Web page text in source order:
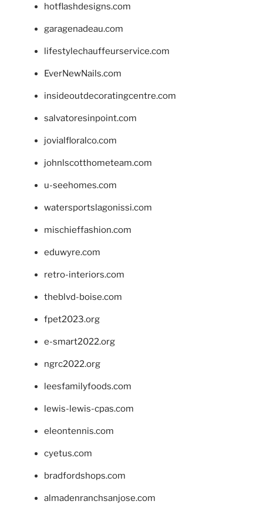
hotflashdesigns.com
garagenadeau.com
lifestylechauffeurservice.com
EverNewNails.com
insideoutdecoratingcentre.com
salvatoresinpoint.com
jovialfloralco.com
johnlscotthometeam.com
u-seehomes.com
watersportslagonissi.com
mischieffashion.com
eduwyre.com
retro-interiors.com
theblvd-boise.com
fpet2023.org
e-smart2022.org
ngrc2022.org
leesfamilyfoods.com
lewis-lewis-cpas.com
eleontennis.com
cyetus.com
bradfordshops.com
almadenranchsanjose.com